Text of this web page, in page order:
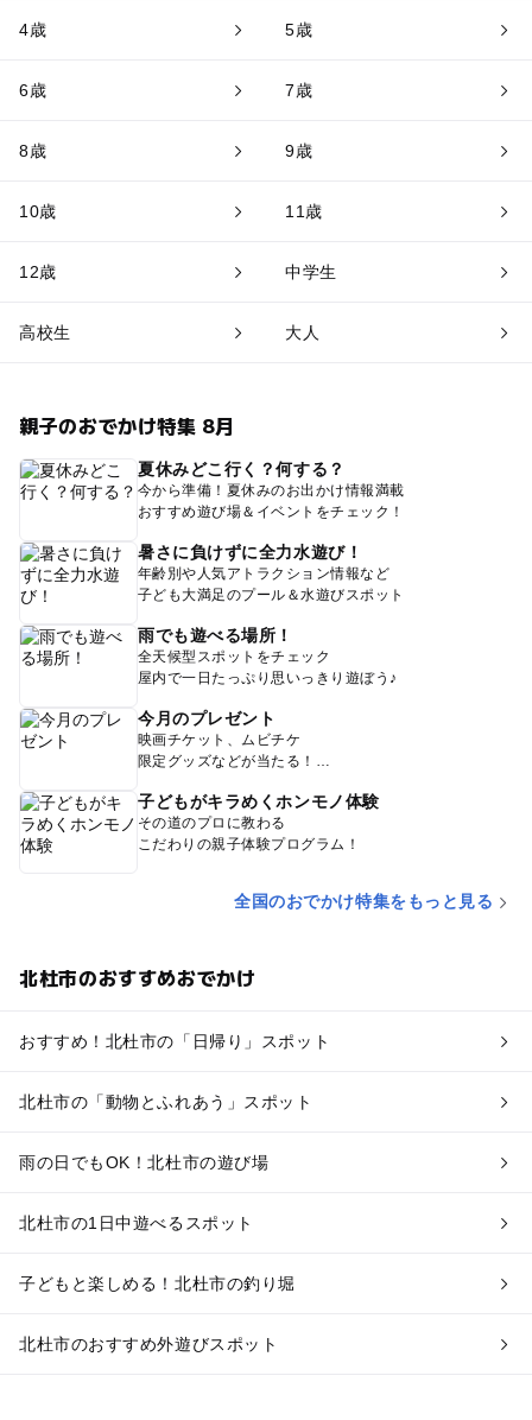
4歳 5歳
6歳 7歳
8歳 9歳
10歳 11歳
12歳 中学生
高校生 大人
親子のおでかけ特集 8月
夏休みどこ行く？何する？
今から準備！夏休みのお出かけ情報満載
おすすめ遊び場＆イベントをチェック！
暑さに負けずに全力水遊び！
年齢別や人気アトラクション情報など
子ども大満足のプール＆水遊びスポット
雨でも遊べる場所！
全天候型スポットをチェック
屋内で一日たっぷり思いっきり遊ぼう♪
今月のプレゼント
映画チケット、ムビチケ
限定グッズなどが当たる！
子どもがキラめくホンモノ体験
その道のプロに教わる
こだわりの親子体験プログラム！
全国のおでかけ特集をもっと見る
北杜市のおすすめおでかけ
おすすめ！北杜市の「日帰り」スポット
北杜市の「動物とふれあう」スポット
雨の日でもOK！北杜市の遊び場
北杜市の1日中遊べるスポット
子どもと楽しめる！北杜市の釣り堀
北杜市のおすすめ外遊びスポット